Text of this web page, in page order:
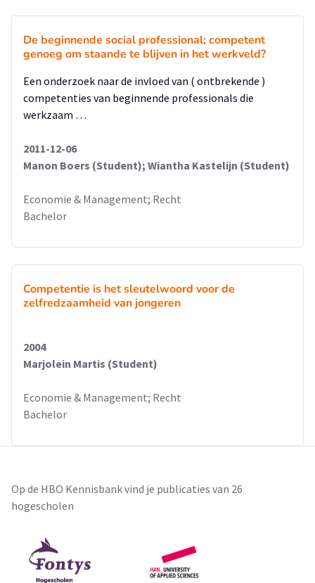
respectievelijk maximaal 26 miljoen euro en 7,9 miljoen euro.
Echter dienen er een aantal kanttekeningen te worden
geplaatst. Kosten voor jeugdige gedetineerden konden niet
achterhaald worden. Daarom zijn de kosten voor heel
Nederland berekend. Daarnaast is het ook niet duidelijk of
De beginnende social professional; competent
genoeg om staande te blijven in het werkveld?
Een onderzoek naar de invloed van ( ontbrekende )
competenties van beginnende professionals die
werkzaam …
2011-12-06
Manon Boers (Student); Wiantha Kastelijn (Student)
Economie & Management; Recht
Bachelor
Competentie is het sleutelwoord voor de
zelfredzaamheid van jongeren
2004
Marjolein Martis (Student)
Economie & Management; Recht
Bachelor
Op de HBO Kennisbank vind je publicaties van 26
hogescholen